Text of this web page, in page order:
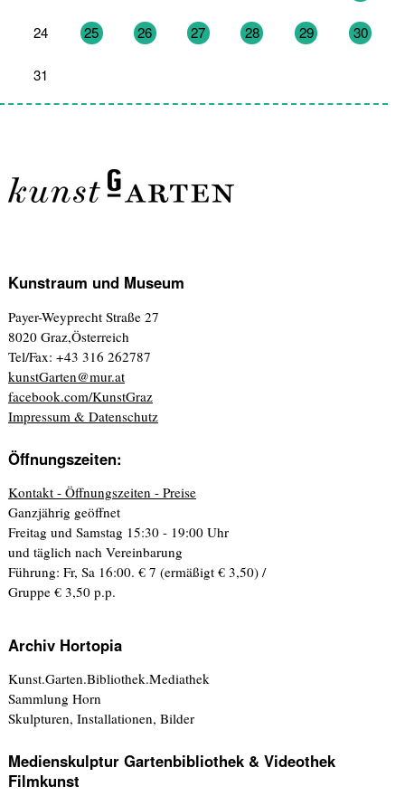
24 25 26 27 28 29 30
31
Kunstraum und Museum
Payer-Weyprecht Straße 27
8020 Graz,Österreich
Tel/Fax: +43 316 262787
kunstGarten@mur.at
facebook.com/KunstGraz
Impressum & Datenschutz
Öffnungszeiten:
Kontakt - Öffnungszeiten - Preise
Ganzjährig geöffnet
Freitag und Samstag 15:30 - 19:00 Uhr
und täglich nach Vereinbarung
Führung: Fr, Sa 16:00. € 7 (ermäßigt € 3,50) /
Gruppe € 3,50 p.p.
Archiv Hortopia
Kunst.Garten.Bibliothek.Mediathek
Sammlung Horn
Skulpturen, Installationen, Bilder
Medienskulptur Gartenbibliothek & Videothek
Filmkunst